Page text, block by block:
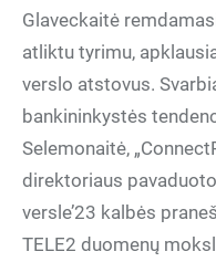
Glaveckaitė
atliktu tyrimu,
verslo atstovus.
bankininkystės
Selemonaitė,
direktoriaus
versle’23 kalbės
TELE2 duomenų